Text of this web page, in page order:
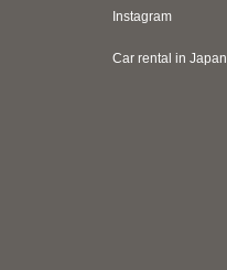
Instagram
Car rental in Japan